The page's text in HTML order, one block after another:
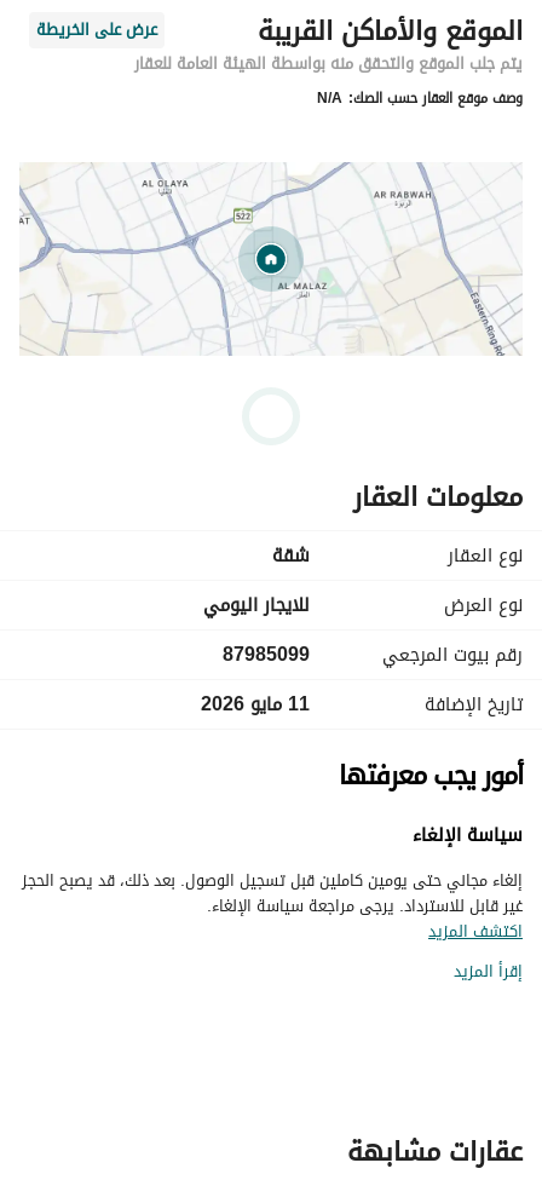
الموقع والأماكن القريبة
عرض على الخريطة
يتم جلب الموقع والتحقق منه بواسطة الهيئة العامة للعقار
وصف موقع العقار حسب الصك: N/A
معلومات العقار
نوع العقار
شقة
نوع العرض
للايجار اليومي
رقم بيوت المرجعي
87985099
تاريخ الإضافة
11 مايو 2026
أمور يجب معرفتها
سياسة الإلغاء
إلغاء مجاني حتى يومين كاملين قبل تسجيل الوصول. بعد ذلك، قد يصبح الحجز
غير قابل للاسترداد. يرجى مراجعة سياسة الإلغاء.
اكتشف المزيد
إقرأ المزيد
عقارات مشابهة